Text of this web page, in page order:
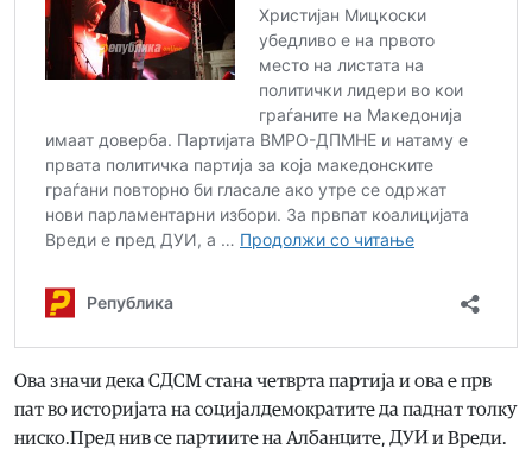
Ова значи дека СДСМ стана четврта партија и ова е прв
пат во историјата на социјалдемократите да паднат толку
ниско.Пред нив се партиите на Албанците, ДУИ и Вреди.